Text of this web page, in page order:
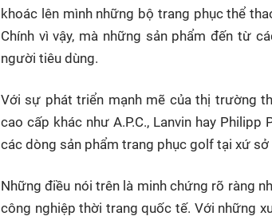
khoác lên mình những bộ trang phục thể
Chính vì vậy, mà những sản phẩm đến từ
người tiêu dùng.
Với sự phát triển mạnh mẽ của thị trường
cao cấp khác như A.P.C., Lanvin hay
các dòng sản phẩm trang phục golf tại xứ sở
Những điều nói trên là minh chứng rõ ràng
công nghiệp thời trang quốc tế. Với những